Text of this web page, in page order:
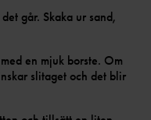
går. Skaka ur sand,
en mjuk borste. Om
slitaget och det blir